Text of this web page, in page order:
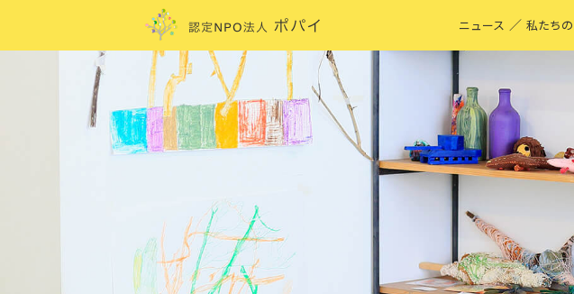
ニュース ／ 私たち